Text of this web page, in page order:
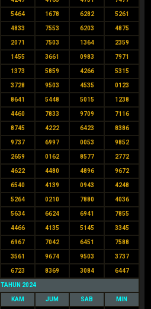
5464 1678 6282 5261
4833 7553 6203 4875
2071 7503 1364 2359
1455 3661 0983 7971
1373 5859 4266 5315
3728 9503 4535 0123
8641 5448 5015 1238
4460 7833 9709 7116
8745 4222 6423 8386
9737 6997 0053 9852
2659 0162 8577 2772
4622 4480 4896 9672
6540 4139 0943 4248
5264 0210 7880 4036
5634 6624 6941 7855
4466 4135 5145 3345
6967 7042 6451 7588
3561 9674 9503 3737
6723 8369 3084 6447
TAHUN 2024
KAM JUM SAB MIN